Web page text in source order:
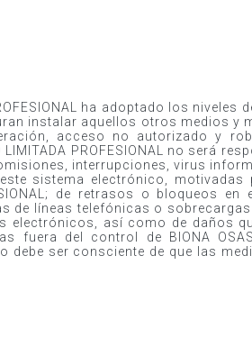
ha adoptado los
instalar aquellos otros medios y
acceso no autorizado y
LIMITADA PROFESIONAL no será
interrupciones, virus
sistema electrónico, motivadas
de retrasos o bloqueos
líneas telefónicas o sobrecargas
electrónicos, así como de daños
del control de BIONA
debe ser consciente de que las